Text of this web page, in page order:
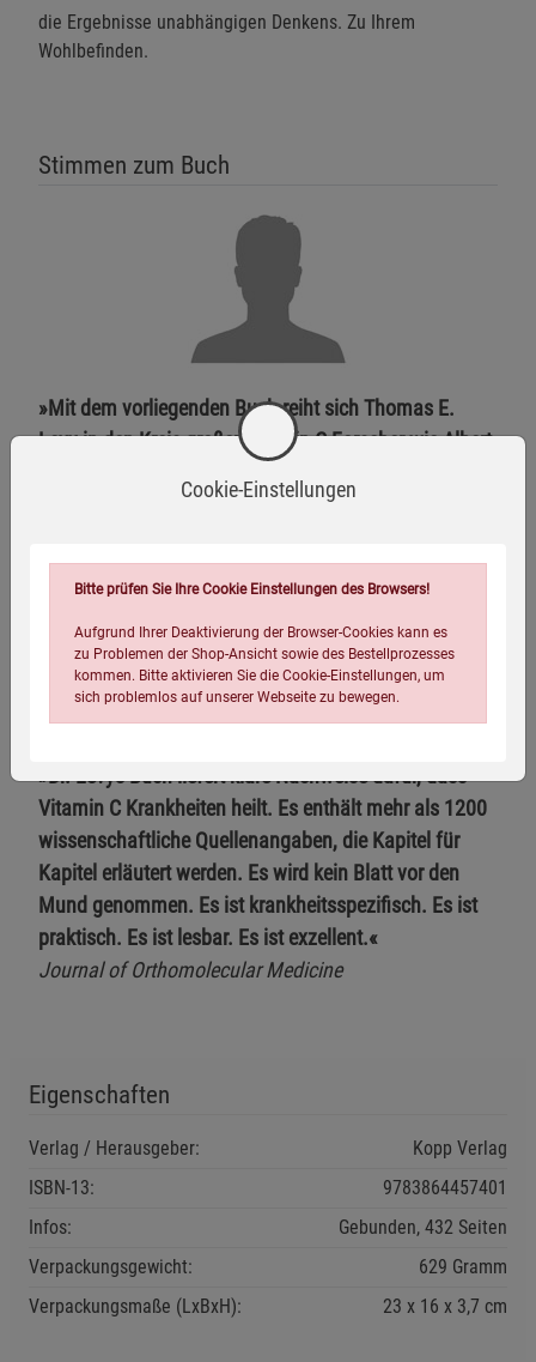
die Ergebnisse unabhängigen Denkens. Zu Ihrem
Wohlbefinden.
Stimmen zum Buch
»Mit dem vorliegenden Buch reiht sich Thomas E.
Levy in den Kreis großer Vitamin-C-Forscher wie Albert
»Dr. Levys Buch liefert klare Nachweise dafür, dass
Vitamin C Krankheiten heilt. Es enthält mehr als 1200
wissenschaftliche Quellenangaben, die Kapitel für
Kapitel erläutert werden. Es wird kein Blatt vor den
Mund genommen. Es ist krankheitsspezifisch. Es ist
praktisch. Es ist lesbar. Es ist exzellent.«
Journal of Orthomolecular Medicine
Eigenschaften
Verlag / Herausgeber:
Kopp Verlag
ISBN-13:
9783864457401
Infos:
Gebunden, 432 Seiten
Verpackungsgewicht:
629 Gramm
Verpackungsmaße (LxBxH):
23 16 3,7 cm
Cookie-Einstellungen
Bitte prüfen Sie Ihre Cookie Einstellungen des Browsers!
Aufgrund Ihrer Deaktivierung der Browser-Cookies kann es
zu Problemen der Shop-Ansicht sowie des Bestellprozesses
kommen. Bitte aktivieren Sie die Cookie-Einstellungen, um
sich problemlos auf unserer Webseite zu bewegen.
Einstellungen speichern für die GruppeEinstellungen speichern für die Gruppe
Zurück Einstellungen speichern für die Gruppe
Einwilligung nicht erteilen
Beschreibung Notwendige Cookies
Funktionale Cookies (1) Funktionale
Beschreibung Funktionale Cookies
Cookie-Informationen